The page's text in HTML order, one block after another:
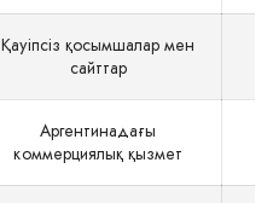
Қауіпсіз қосымшалар мен
сайттар
Аргентинадағы
коммерциялық қызмет